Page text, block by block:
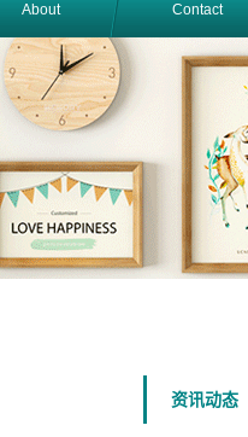
About Contact
资讯动态